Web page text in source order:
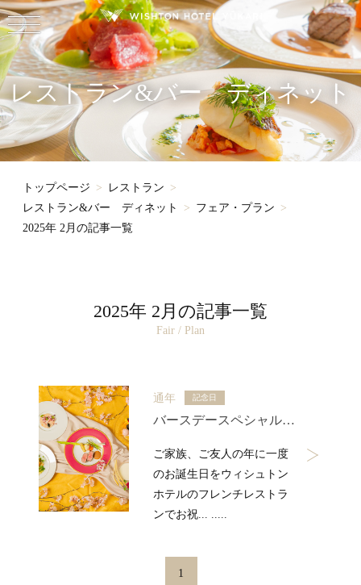
レストラン&バー ディネット
トップページ
レストラン
レストラン&バー ディネット
フェア・プラン
2025年 2月の記事一覧
2025年 2月の記事一覧
Fair / Plan
通年 記念日
バースデースペシャルディナー
ご家族、ご友人の年に一度
のお誕生日をウィシュトン
ホテルのフレンチレストラ
ンでお祝... .....
1